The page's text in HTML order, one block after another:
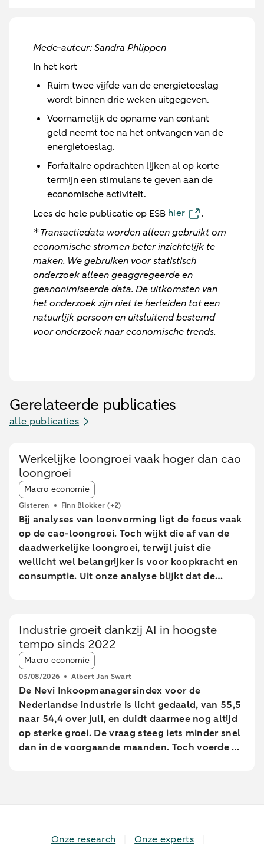
Mede-auteur: Sandra Phlippen
In het kort
Ruim twee vijfde van de energietoeslag
wordt binnen drie weken uitgegeven.
Voornamelijk de opname van contant
geld neemt toe na het ontvangen van de
energietoeslag.
Forfaitaire opdrachten lijken al op korte
termijn een stimulans te geven aan de
economische activiteit.
Lees de hele publicatie op ESB hier
.
* Transactiedata worden alleen gebruikt om
economische stromen beter inzichtelijk te
maken. We gebruiken voor statistisch
onderzoek alleen geaggregeerde en
geanonimiseerde data. De uitkomsten van
het onderzoek zijn niet te herleiden tot een
natuurlijk persoon en uitsluitend bestemd
voor onderzoek naar economische trends.
Gerelateerde publicaties
alle publicaties
Werkelijke loongroei vaak hoger dan cao
loongroei
Article tags:
Macro economie
Gisteren Finn Blokker (+2)
Bij analyses van loonvorming ligt de focus vaak
op de cao-loongroei. Toch wijkt die af van de
daadwerkelijke loongroei, terwijl juist die
wellicht wel belangrijker is voor koopkracht en
consumptie. Uit onze analyse blijkt dat de
blijkt uit een analyse van geanonimiseerde en
geaggregeerde transactiegegevens.
Industrie groeit dankzij AI in hoogste
tempo sinds 2022
Article tags:
Macro economie
03/08/2026 Albert Jan Swart
De Nevi Inkoopmanagersindex voor de
Nederlandse industrie is licht gedaald, van 55,5
naar 54,4 over juli, en duidt daarmee nog altijd
op sterke groei. De vraag steeg iets minder snel
dan in de voorgaande maanden. Toch voerde de
Onze research Onze experts